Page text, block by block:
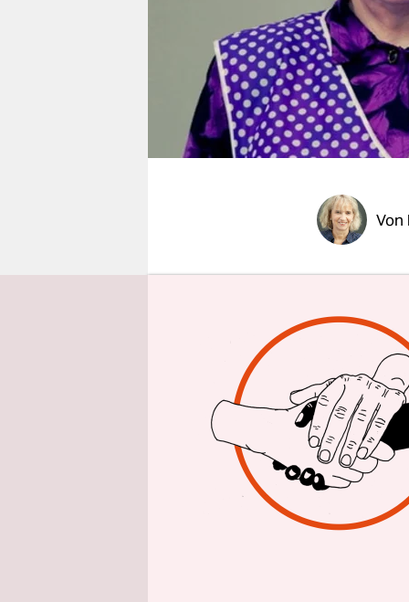
fragen & hilfe
unterstützen
genossenschaft
Von
Szeneclub
draußen,
einer
einige
Das Alter